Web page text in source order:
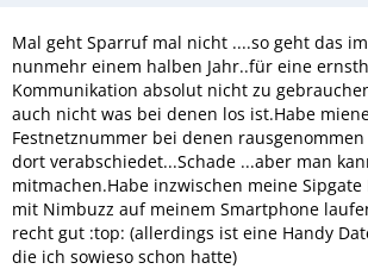
Mal geht Sparruf mal nicht ....so geht das
nunmehr einem halben Jahr..für eine
Kommunikation absolut nicht zu
auch nicht was bei denen los ist.Habe
Festnetznummer bei denen
dort verabschiedet...Schade ...aber man
mitmachen.Habe inzwischen meine
mit Nimbuzz auf meinem Smartphone
recht gut :top: (allerdings ist eine Handy
die ich sowieso schon hatte)